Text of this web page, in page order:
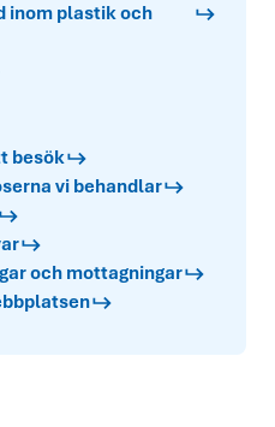
inom plastik och
besök
vi behandlar
och mottagningar